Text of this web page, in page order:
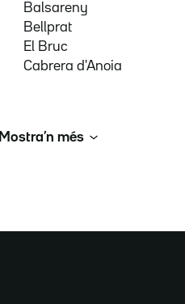
Balsareny
Bellprat
El Bruc
Cabrera d'Anoia
Mostra’n més